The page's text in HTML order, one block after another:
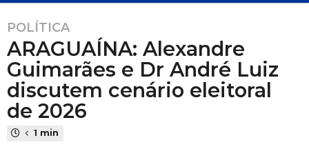
1
a
n
o
a
t
POLÍTICA
ARAGUAÍNA: Alexandre
Guimarães e Dr André Luiz
discutem cenário eleitoral
de 2026
1 min